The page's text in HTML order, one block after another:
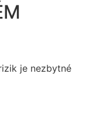
je nezbytné